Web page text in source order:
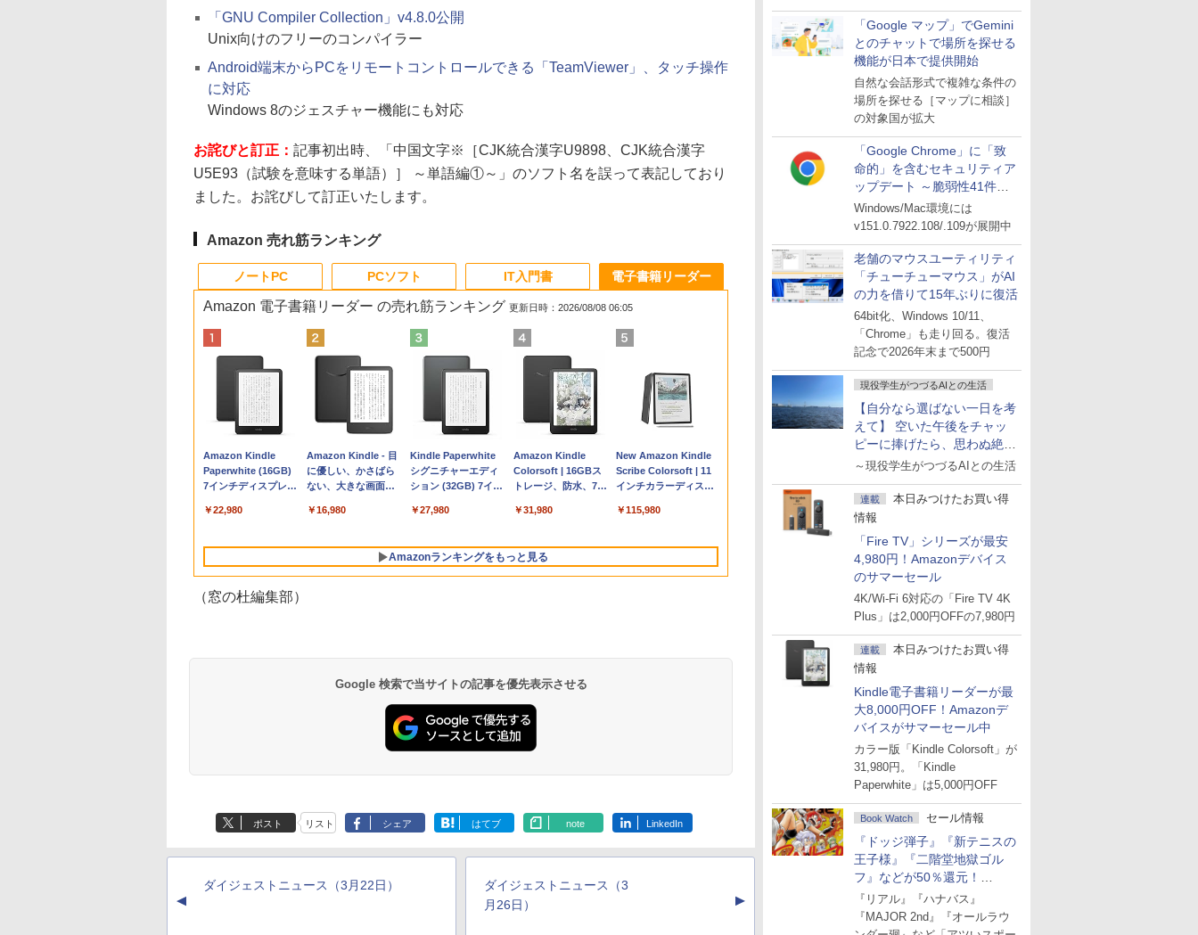
「Google マップ」でGemini
とのチャットで場所を探せる
機能が日本で提供開始
自然な会話形式で複雑な条件の
場所を探せる［マップに相談］
の対象国が拡大
「Google Chrome」に「致
命的」を含むセキュリティア
ップデート ～脆弱性41件に
対処
Windows/Mac環境には
v151.0.7922.108/.109が展開中
老舗のマウスユーティリティ
「チューチューマウス」がAI
の力を借りて15年ぶりに復活
64bit化、Windows 10/11、
「Chrome」も走り回る。復活
記念で2026年末まで500円
現役学生がつづるAIとの生活
【自分なら選ばない一日を考
えて】 空いた午後をチャッ
ピーに捧げたら、思わぬ絶景
に出会った話
～現役学生がつづるAIとの生活
連載
本日みつけたお買い得
情報
「Fire TV」シリーズが最安
4,980円！Amazonデバイス
のサマーセール
4K/Wi-Fi 6対応の「Fire TV 4K
Plus」は2,000円OFFの7,980円
連載
本日みつけたお買い得
情報
Kindle電子書籍リーダーが最
大8,000円OFF！Amazonデ
バイスがサマーセール中
カラー版「Kindle Colorsoft」が
31,980円。「Kindle
Paperwhite」は5,000円OFF
Book Watch セール情報
『ドッジ弾子』『新テニスの
王子様』『二階堂地獄ゴル
フ』などが50％還元！
Amazonマンガ週末セール
『リアル』『ハナバス』
『MAJOR 2nd』『オールラウ
「GNU Compiler Collection」v4.8.0公開
Unix向けのフリーのコンパイラー
Android端末からPCをリモートコントロールできる「TeamViewer」、タッチ操作
に対応
Windows 8のジェスチャー機能にも対応
お詫びと訂正： 記事初出時、「中国文字※［CJK統合漢字U9898、CJK統合漢字
U5E93（試験を意味する単語）］ ～単語編①～」のソフト名を誤って表記しており
ました。お詫びして訂正いたします。
Amazon 売れ筋ランキング
ノートPC
Apple 2026
MacBook Neo A18
Proチップ搭載13イ
AIとApple
Retinaディスプレ
512GB SSD、1080p
FaceTime HDカメ
ラ、Touch ID - イン
￥162,598
tomtoc 360°保護
15.6 16インチ パソコ
ンケース Dell NEC
dynabook Lenovo
￥2,952
Apple 2026
MacBook Air M5チ
ップ搭載13インチノ
Apple Intelligence、
Retinaディスプレ
イ、16GBユニファイ
ドメモリ、1TB SSD
￥261,414
【Amazon.co.jp限
定】 HP ノートパソ
コン 15-fd 15.6イン
512GB SSD インテ
￥129,800
FMV ノートパソコン
WE1-K3 (MS 365
Personal/Copilotキー
型/Core i5/16GB/SSD
FMVWK3E15W_AZ
￥139,880
PCソフト
Robloxギフトカード
- 800 Robux 【限定
バーチャルアイテム
ンゲームコード】 ロ
インコード版
￥1,300
Robloxギフトカード
- 1000 Robux 【限定
バーチャルアイテム
ンゲームコード】 ロ
ンコード版
￥1,600
Microsoft Office
Home & Business
2024(最新 永続版)|オ
版|Windows11、
￥39,582
Robloxギフトカード
- 2,000 Robux 【限
定バーチャルアイテ
インゲームコード】
ラインコード版
￥3,200
Windows版 |
Minecraft (マインクラ
フト): Java & Bedrock
ード版
￥3,600
IT入門書
生成AIパスポート公
式テキスト 第４版
￥1,766
AIイラスト表現辞典:
思い通りの絵を引き
出す プロンプトの言
ズ (はぴーイラスト
￥480
ClaudeCode いちば
んやさしい 教科書:
非エンジニア 初心者
マニュアル AI副業に
もKindle出版にも！
非エンジニアのため
のAIコーディング入
￥99
1冊ですべて身につく
HTML & CSSとWeb
デザイン入門講座
￥1,292
FM TOWNS ハイパ
ー・カタログ: 本体ハ
ードウェア・市販ソフ
トリストと最新エミュ
￥1,600
電子書籍リーダー
Amazon 電子書籍リーダー の売れ筋ランキング 更新日時：2026/08/08 06:05
Amazon Kindle
Paperwhite (16GB)
7インチディスプレ
ト、12週間持続バッ
ブラック
￥22,980
Amazon Kindle - 目
に優しい、かさばら
ない、大きな画面で
続バッテリー、6イン
書籍リーダー、ブラ
ック、16GB、広告な
し
￥16,980
Kindle Paperwhite
シグニチャーエディ
ション (32GB) 7イン
るさ自動調整、色調
持続バッテリー、広
告なし、メタリック
ブラック
￥27,980
Amazon Kindle
Colorsoft | 16GBス
トレージ、防水、7イ
レイ、色調調節ライ
ッテリー、広告無
し、ブラック (2025
年発売)
￥31,980
New Amazon Kindle
Scribe Colorsoft | 11
インチカラーディスプ
ジ、ノート機能搭載、
調節ライト、プレミア
イト
￥115,980
Amazonランキングをもっと見る
（窓の杜編集部）
Google 検索で当サイトの記事を優先表示させる
ポスト リスト シェア はてブ note LinkedIn
▲
ダイジェストニュース（3月22日）
ダイジェストニュース（3
月26日）
▲